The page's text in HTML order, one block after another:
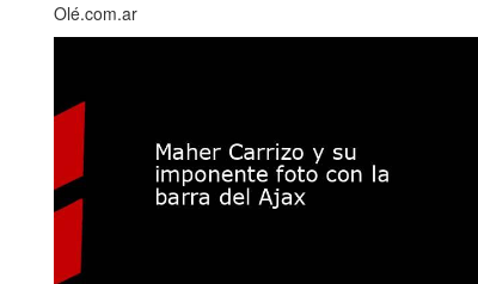
Olé.com.ar